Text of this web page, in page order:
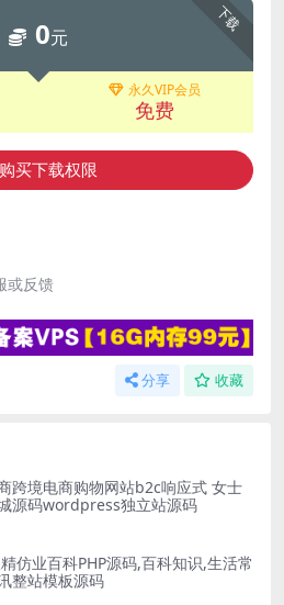
下载
0元
永久VIP会员
免费
购买下载权限
或反馈
分享 收藏
跨境电商购物网站b2c响应式 女士
源码wordpress独立站源码
仿业百科PHP源码,百科知识,生活常
整站模板源码